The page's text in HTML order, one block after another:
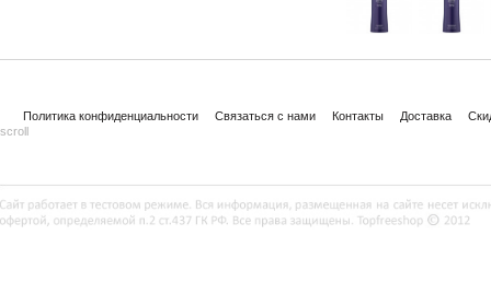
Политика конфиденциальности Связаться с нами Контакты Доставка
scroll